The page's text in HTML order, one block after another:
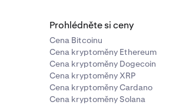
Prohlédněte si ceny
Cena Bitcoinu
Cena kryptoměny Ethereum
Cena kryptoměny Dogecoin
Cena kryptoměny XRP
Cena kryptoměny Cardano
Cena kryptoměny Solana